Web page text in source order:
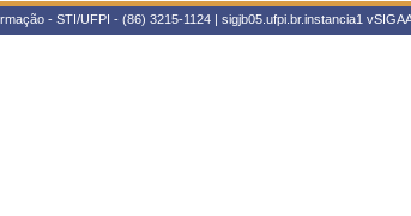
- STI/UFPI - (86) 3215-1124 | sigjb05.ufpi.br.instancia1